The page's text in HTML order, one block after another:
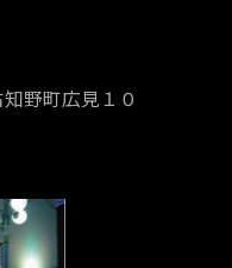
野町広見１０